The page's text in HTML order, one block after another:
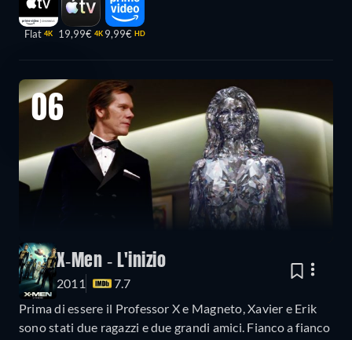
Flat 4K 19,99€ 4K 9,99€ HD
06
X-Men - L'inizio
2011
7.7
Prima di essere il Professor X e Magneto, Xavier e Erik
sono stati due ragazzi e due grandi amici. Fianco a fianco